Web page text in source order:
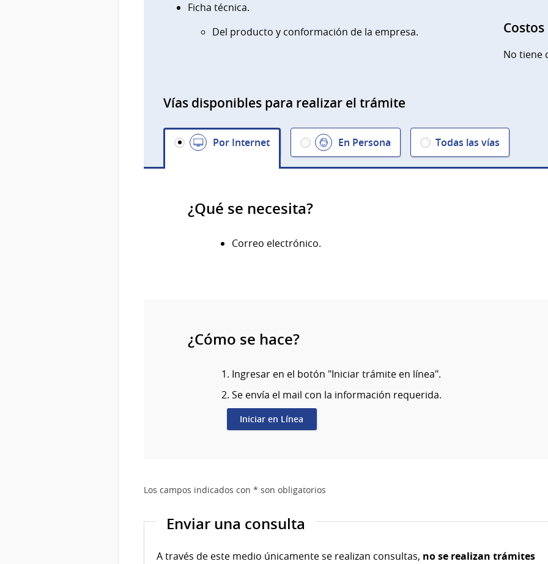
Ficha técnica.
Del producto y conformación de la empresa.
Costos
No tiene
Vías disponibles para realizar el trámite
Por Internet En Persona Todas las vías
¿Qué se necesita?
Correo electrónico.
¿Cómo se hace?
Ingresar en el botón "Iniciar trámite en línea".
Se envía el mail con la información requerida.
Iniciar en Línea
Los campos indicados con * son obligatorios
Enviar una consulta
A través de este medio únicamente se realizan consultas, no se realizan trámites